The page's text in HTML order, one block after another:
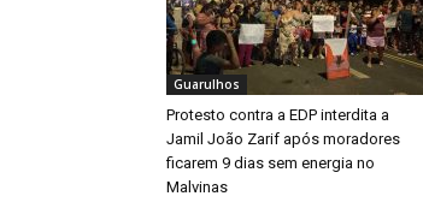
Guarulhos
Protesto contra a EDP interdita a
Jamil João Zarif após moradores
ficarem 9 dias sem energia no
Malvinas